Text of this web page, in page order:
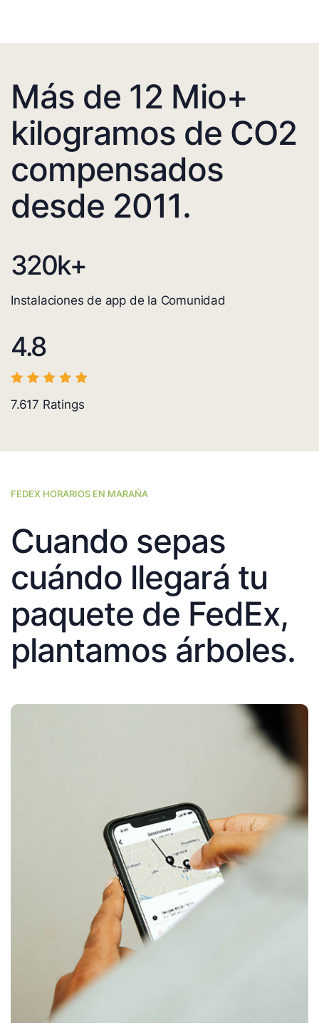
Más de 12 Mio+
kilogramos de CO2
compensados
desde 2011.
320k+
Instalaciones de app de la Comunidad
4.8
7.617 Ratings
FEDEX HORARIOS EN MARAÑA
Cuando sepas
cuándo llegará tu
paquete de FedEx,
plantamos árboles.